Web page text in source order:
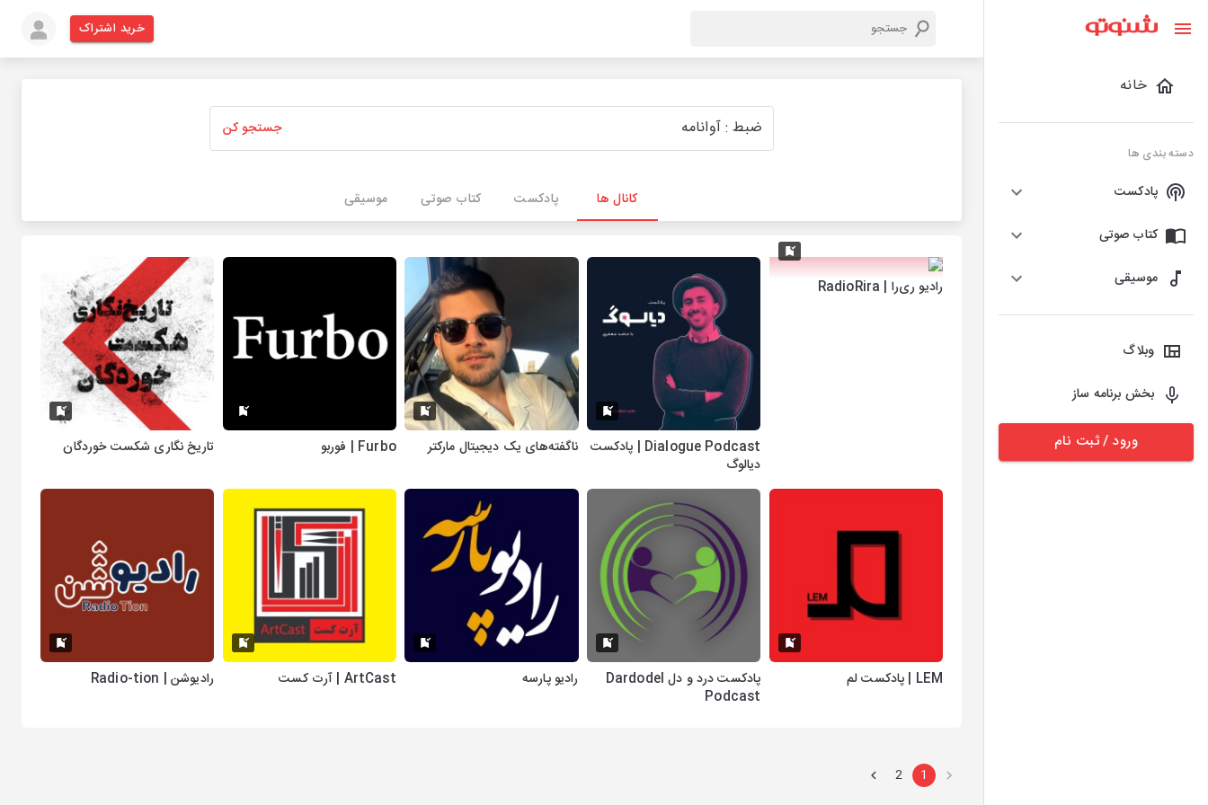
خانه
دسته بندی ها
پادکست
کتاب صوتی
موسیقی
وبلاگ
بخش برنامه ساز
ورود / ثبت نام
خرید اشتراک
جستجو کن
کانال ها پادکست کتاب صوتی موسیقی
رادیو ری‌را | RadioRira
Dialogue Podcast | پادکست
دیالوگ
ناگفته‌های یک دیجیتال مارکتر Furbo | فوربو تاریخ نگاری شکست خوردگان
LEM | پادکست لم
پادکست درد و دل Dardodel
Podcast
رادیو پارسه ArtCast | آرت کست رادیوشن | Radio-tion
1
2